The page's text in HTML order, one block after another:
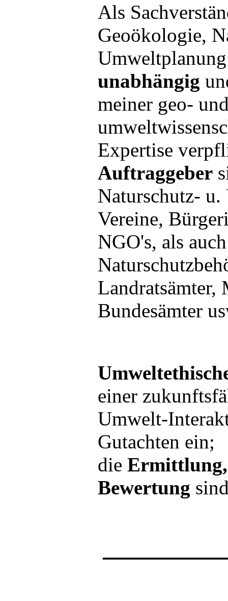
Als
Geoökologie,
unabhängig
meiner geo-
Expertise
Auftraggeber
Naturschutz-
Vereine,
NGO's, als auch
Landratsämter,
Bundesämter
einer
Umwelt-
Gutachten ein;
die
Bewertung